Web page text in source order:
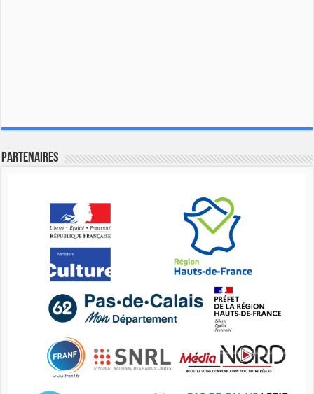
Partenaires